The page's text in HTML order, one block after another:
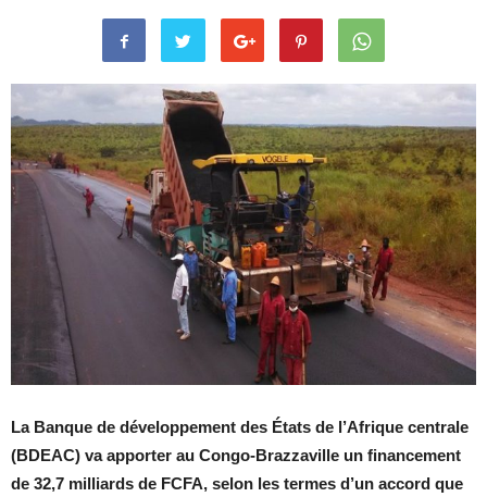
La Banque de développement des États de l’Afrique centrale
(BDEAC) va apporter au Congo-Brazzaville un financement
de 32,7 milliards de FCFA, selon les termes d’un accord que